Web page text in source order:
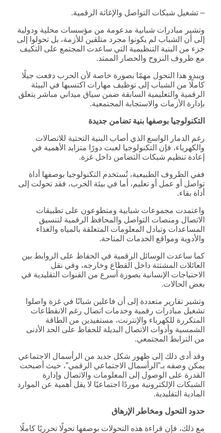
– تشغيل شبكات التواصل والإغاثة الرقمية.
وتشير مبادرات شبابية مدعومة من مؤسسات محلية ودولية
إلى أن الشباب لم يكونوا مجرد متلقين للأزمة، بل تحولوا إلى
جزء من البنية التنظيمية التي ساعدت المجتمع على التكيف
مع ظروف النزوح والحصار الممتد.
ويبدو هذا التحول مهمًا بصورة خاصة لأن الحرب دفعت جيلًا
كاملًا من الشباب إلى توظيف مهارات اكتسبها في البيئة
الرقمية والتعليمية السابقة ضمن سياق ميداني مباشر يتعلق
بإدارة الأزمات والاستجابة المجتمعية.
التكنولوجيا بوصفها بنية تضامن جديدة
رغم الدمار الواسع الذي أصاب البنية التحتية للاتصالات
والكهرباء، فإن التكنولوجيا لعبت دورًا متزايد الأهمية في
إعادة تنظيم شبكات التضامن داخل غزة.
ففي الظروف الطبيعية، تُستخدم التكنولوجيا بوصفها أداة
تواصل أو عمل أو تعليم، أما في بيئة الحرب، فقد تحولت إلى
أداة بقاء.
واعتمدت مجموعات شبابية ومتطوعون على تطبيقات
الاتصال ومنصات التواصل والمحافظ الرقمية لتنسيق
المساعدات وتبادل المعلومات المتعلقة بالمياه والغذاء
والأدوية ومواقع الخدمات المتاحة.
كما ساعدت الوسائل الرقمية في الحفاظ على الروابط بين
العائلات المشتتة داخل القطاع وخارجه، وفي نقل
الاحتياجات الإنسانية بصورة أسرع من القنوات التقليدية في
بعض الحالات.
وتشير تقارير متعددة إلى أن فاعلين شبانًا في غزة واصلوا
تشغيل مبادرات رقمية وخدمات اتصال رغم الانقطاعات
المتكررة للكهرباء والإنترنت، مستفيدين من الطاقة
الشمسية وأدوات الاتصال البديلة للحفاظ على الحد الأدنى
من الترابط المجتمعي.
وقد أدى ذلك إلى ظهور شكل جديد من الرأسمال الاجتماعي
يمكن وصفه بـ”الرأسمال الاجتماعي الرقمي”، حيث أصبحت
القدرة على الوصول إلى المعلومات والاتصال وإدارة
الشبكات الإلكترونية موردًا اجتماعيًا لا يقل أهمية عن الموارد
المادية التقليدية.
حدود التحول ومخاطر الإرهاق
مع ذلك، فإن قراءة هذه التحولات بوصفها تحولًا تحرريًا كاملًا